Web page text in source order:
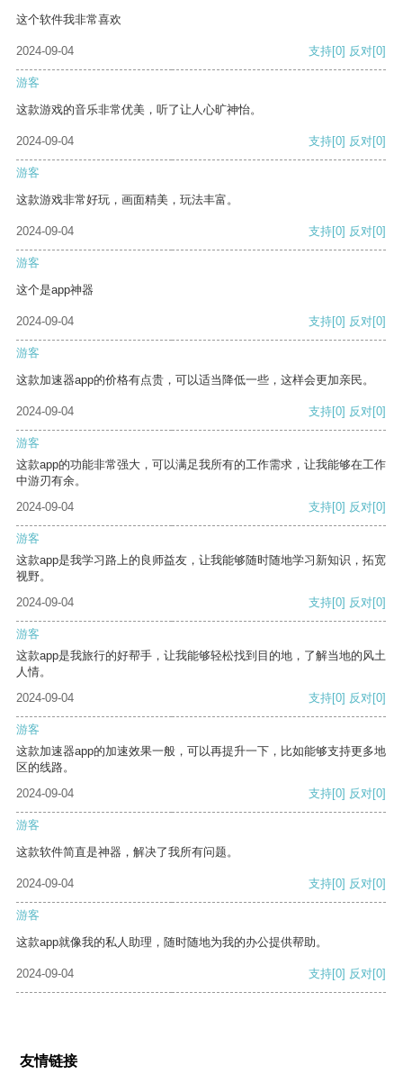
这个软件我非常喜欢
2024-09-04 支持[0] 反对[0]
游客
这款游戏的音乐非常优美，听了让人心旷神怡。
2024-09-04 支持[0] 反对[0]
游客
这款游戏非常好玩，画面精美，玩法丰富。
2024-09-04 支持[0] 反对[0]
游客
这个是app神器
2024-09-04 支持[0] 反对[0]
游客
这款加速器app的价格有点贵，可以适当降低一些，这样会更加亲民。
2024-09-04 支持[0] 反对[0]
游客
这款app的功能非常强大，可以满足我所有的工作需求，让我能够在工作
中游刃有余。
2024-09-04
支持[0] 反对[0]
游客
这款app是我学习路上的良师益友，让我能够随时随地学习新知识，拓宽
视野。
2024-09-04
支持[0] 反对[0]
游客
这款app是我旅行的好帮手，让我能够轻松找到目的地，了解当地的风土
人情。
2024-09-04
支持[0] 反对[0]
游客
这款加速器app的加速效果一般，可以再提升一下，比如能够支持更多地
区的线路。
2024-09-04
支持[0] 反对[0]
游客
这款软件简直是神器，解决了我所有问题。
2024-09-04 支持[0] 反对[0]
游客
这款app就像我的私人助理，随时随地为我的办公提供帮助。
2024-09-04 支持[0] 反对[0]
友情链接